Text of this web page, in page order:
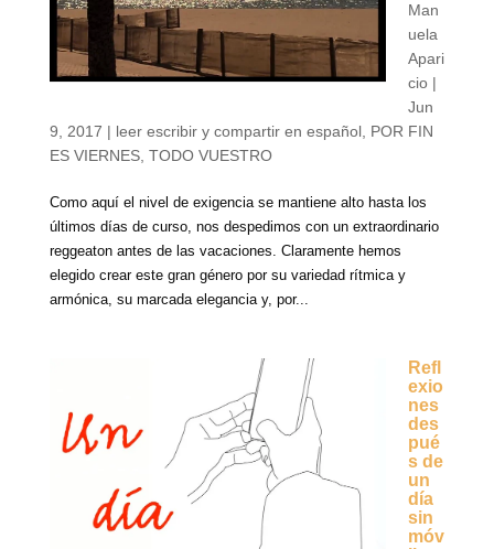
Man
uela
Apari
cio|
Jun
9, 2017 | leer escribir y compartir en español, POR FIN
ES VIERNES, TODO VUESTRO
Como aquí el nivel de exigencia se mantiene alto hasta los
últimos días de curso, nos despedimos con un extraordinario
reggeaton antes de las vacaciones. Claramente hemos
elegido crear este gran género por su variedad rítmica y
armónica, su marcada elegancia y, por...
Refl
exio
nes
des
pué
s de
un
día
sin
móv